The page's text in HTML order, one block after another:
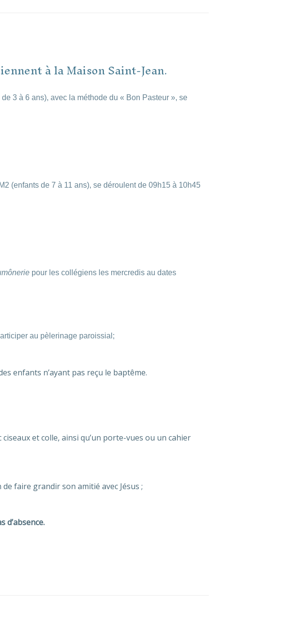
à la Maison Saint-Jean.
3 à 6 ans), avec la méthode du « Bon Pasteur », se
(enfants de 7 à 11 ans), se déroulent de 09h15 à 10h45
pour les collégiens les mercredis au dates
au pèlerinage paroissial;
enfants n’ayant pas reçu le baptême.
et colle, ainsi qu’un porte-vues ou un cahier
faire grandir son amitié avec Jésus ;
d’absence.